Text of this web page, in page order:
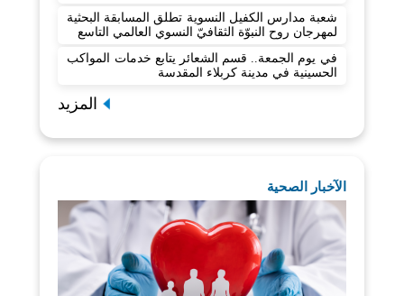
شعبة مدارس الكفيل النسوية تطلق المسابقة البحثية
لمهرجان روح النبوّة الثقافيّ النسوي العالمي التاسع
في يوم الجمعة.. قسم الشعائر يتابع خدمات المواكب
الحسينية في مدينة كربلاء المقدسة
المزيد
الآخبار الصحية